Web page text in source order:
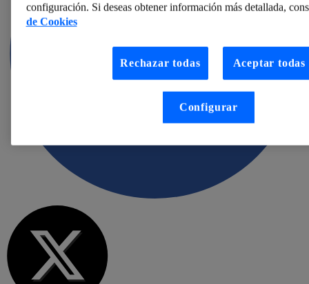
configuración. Si deseas obtener información más detallada,
de Cookies
Rechazar todas Aceptar todas
Configurar